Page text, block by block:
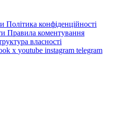
Політика конфіденційності
Правила коментування
власності
x youtube instagram telegram